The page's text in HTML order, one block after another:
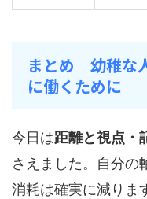
まとめ｜幼稚な
に働くために
今日は距離と視点・
さえました。自分の
消耗は確実に減りま